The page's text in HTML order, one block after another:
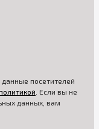
посетителей
. Если вы не
данных, вам